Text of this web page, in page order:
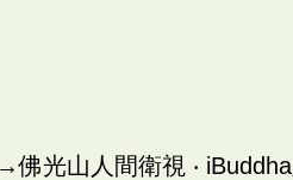
佛光山人間衛視 ‧